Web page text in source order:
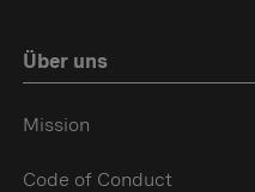
Über uns
Mission
Code of Conduct